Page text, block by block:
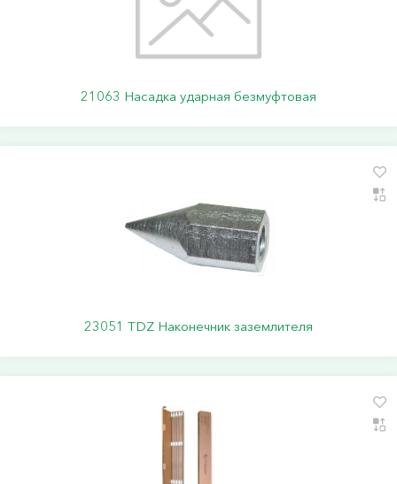
21063 Насадка ударная безмуфтовая
23051 TDZ Наконечник заземлителя